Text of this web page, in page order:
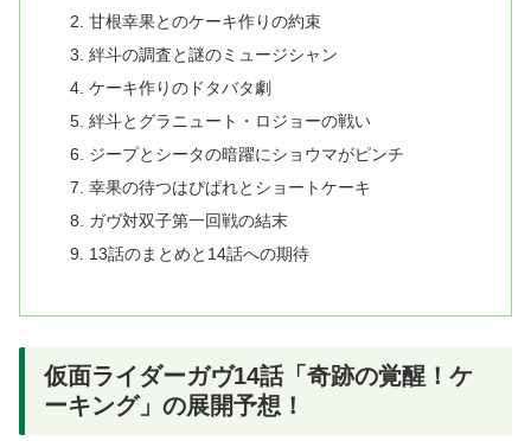
甘根幸果とのケーキ作りの約束
絆斗の調査と謎のミュージシャン
ケーキ作りのドタバタ劇
絆斗とグラニュート・ロジョーの戦い
ジープとシータの暗躍にショウマがピンチ
幸果の待つはぴぱれとショートケーキ
ガヴ対双子第一回戦の結末
13話のまとめと14話への期待
仮面ライダーガヴ14話「奇跡の覚醒！ケ
ーキング」の展開予想！